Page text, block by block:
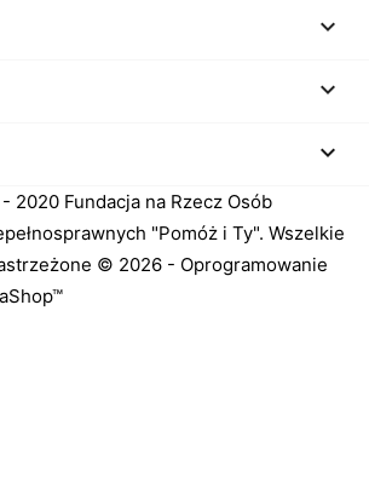


keyboard_arrow_down
2020 Fundacja na Rzecz Osób
"Pomóż i Ty". Wszelkie
© 2026 - Oprogramowanie